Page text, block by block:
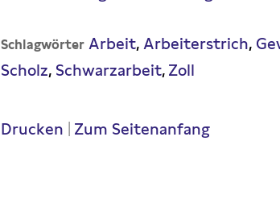
Schlagwörter Arbeit Arbeiterstrich
Scholz Schwarzarbeit Zoll
Drucken Zum Seitenanfang